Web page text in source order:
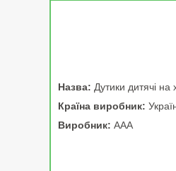
Назва: Дутики дитячі
Країна виробник:
Виробник: ААА